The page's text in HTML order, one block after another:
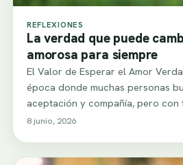
REFLEXIONES
La verdad que puede
amorosa para siempre
El Valor de Esperar el Amor
época donde muchas personas
aceptación y compañía, pero con
8 junio, 2026